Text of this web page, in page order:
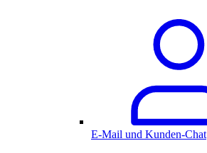
E-Mail und Kunden-Chat